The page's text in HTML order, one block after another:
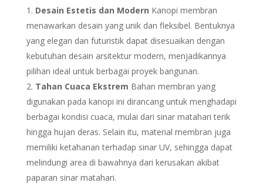
Desain Estetis dan Modern Kanopi membran
menawarkan desain yang unik dan fleksibel. Bentuknya
yang elegan dan futuristik dapat disesuaikan dengan
kebutuhan desain arsitektur modern, menjadikannya
pilihan ideal untuk berbagai proyek bangunan.
Tahan Cuaca Ekstrem Bahan membran yang
digunakan pada kanopi ini dirancang untuk menghadapi
berbagai kondisi cuaca, mulai dari sinar matahari terik
hingga hujan deras. Selain itu, material membran juga
memiliki ketahanan terhadap sinar UV, sehingga dapat
melindungi area di bawahnya dari kerusakan akibat
paparan sinar matahari.